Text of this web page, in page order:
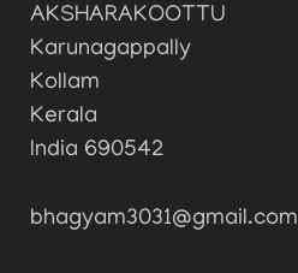
AKSHARAKOOTTU
Karunagappally
Kollam
Kerala
India 690542
bhagyam3031@gmail.com